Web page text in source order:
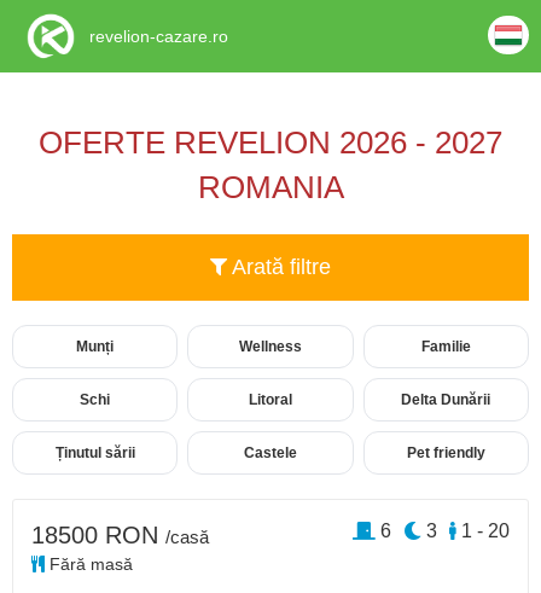
OFERTE REVELION 2026 - 2027
ROMANIA
Arată filtre
Munți Wellness Familie
Schi Litoral Delta Dunării
Ținutul sării Castele Pet friendly
18500 RON /casă
Fără masă
1 - 20
3
6
revelion-cazare.ro